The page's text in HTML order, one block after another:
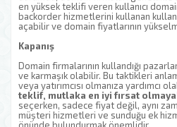
en yüksek teklifi veren kullanıcı
backorder hizmetlerini kullanan
açabilir ve domain fiyatlarının
Kapanış
Domain firmalarının kullandığı
ve karmaşık olabilir. Bu taktikleri
veya yatırımcısı olmanıza yardımcı
teklif, mutlaka en iyi fırsat
seçerken, sadece fiyat değil, aynı
müşteri hizmetleri ve sunduğu ek